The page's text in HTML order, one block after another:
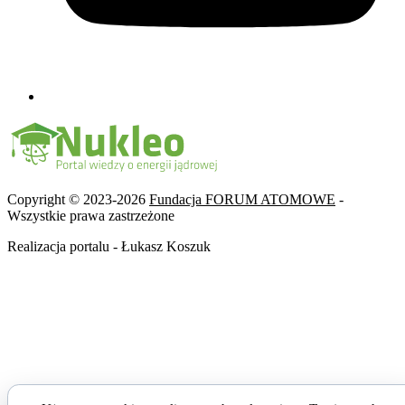
Copyright © 2023-2026 Fundacja FORUM ATOMOWE -
Wszystkie prawa zastrzeżone
Realizacja portalu - Łukasz Koszuk